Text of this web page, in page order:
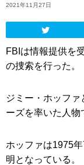
ABOUT US
当店の紹介
オンラインストア
お問い合わせ
2021年11月27日
FBIは情報提供を
の捜索を行った。
ジミー・ホッフ
ーズを率いた人物
ホッファは1975
明となっている。